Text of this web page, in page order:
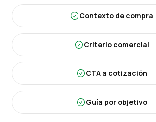
Contexto de compra
Criterio comercial
CTA a cotización
Guía por objetivo